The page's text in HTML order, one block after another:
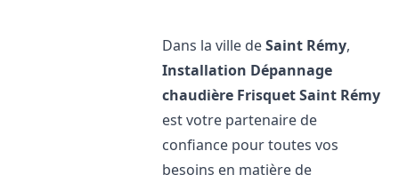
Dans la ville deSaint Rémy,
Installation Dépannage
chaudière FrisquetSaint Rémy
est votre partenaire de
confiance pour toutes vos
besoins en matière de